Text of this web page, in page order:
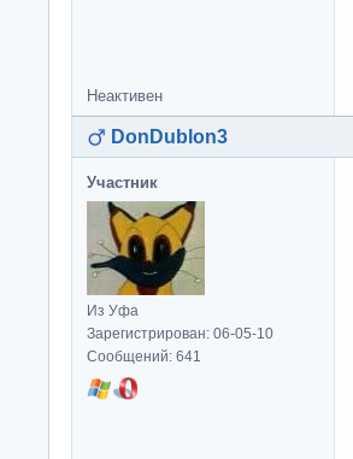
Неактивен
DonDublon3
Участник
Из Уфа
Зарегистрирован: 06-05-10
Сообщений: 641